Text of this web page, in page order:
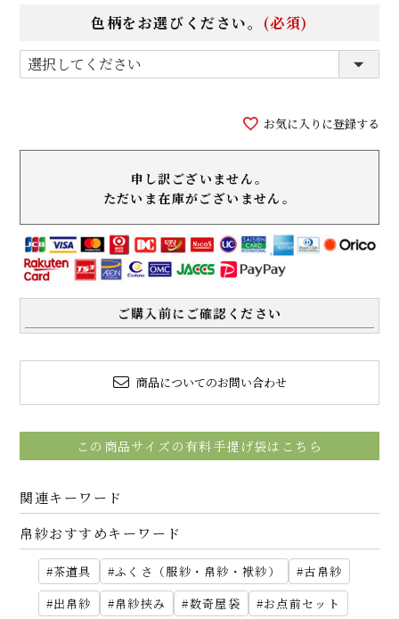
色柄をお選びください。 (必須)
お気に入りに登録する
申し訳ございません。
ただいま在庫がございません。
ご購入前にご確認ください
商品についてのお問い合わせ
この商品サイズの有料手提げ袋はこちら
関連キーワード
帛紗おすすめキーワード
茶道具 ふくさ（服紗・帛紗・袱紗）
古帛紗
出帛紗
帛紗挟み 数奇屋袋
お点前セット